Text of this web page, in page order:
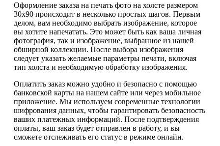
Оформление заказа на печать фото на холсте размером
30х90 происходит в несколько простых шагов. Первым
делом, вам необходимо выбрать изображение, которое
вы хотите напечатать. Это может быть как ваша личная
фотография, так и изображение, выбранное из нашей
обширной коллекции. После выбора изображения
следует указать желаемые параметры печати, включая
тип холста и необходимую обработку изображения.
Оплатить заказ можно удобно и безопасно с помощью
банковской карты на нашем сайте или через мобильное
приложение. Мы используем современные технологии
шифрования данных, чтобы гарантировать безопасность
ваших платежных информаций. После подтверждения
оплаты, ваш заказ будет отправлен в работу, и вы
сможете отслеживать его статус в режиме онлайн.